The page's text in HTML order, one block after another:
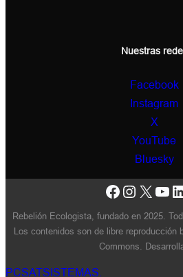
Nuestras
Facebook
Instagram
X
YouTube
Bluesky
Facebook
X
Rebelión Ecologista, fundado en 2025.
Los contenidos son de libre reproducción
Commons.
PCSATSISTEMAS.